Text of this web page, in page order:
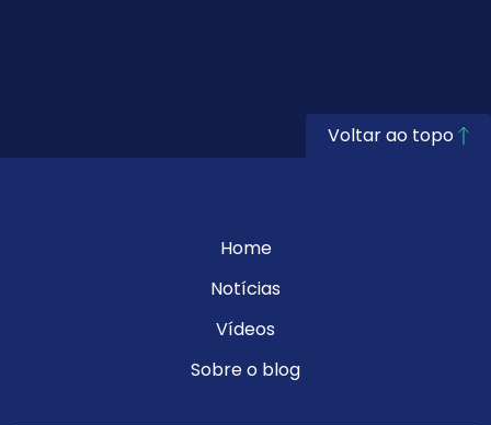
Voltar ao topo
Home
Notícias
Vídeos
Sobre o blog